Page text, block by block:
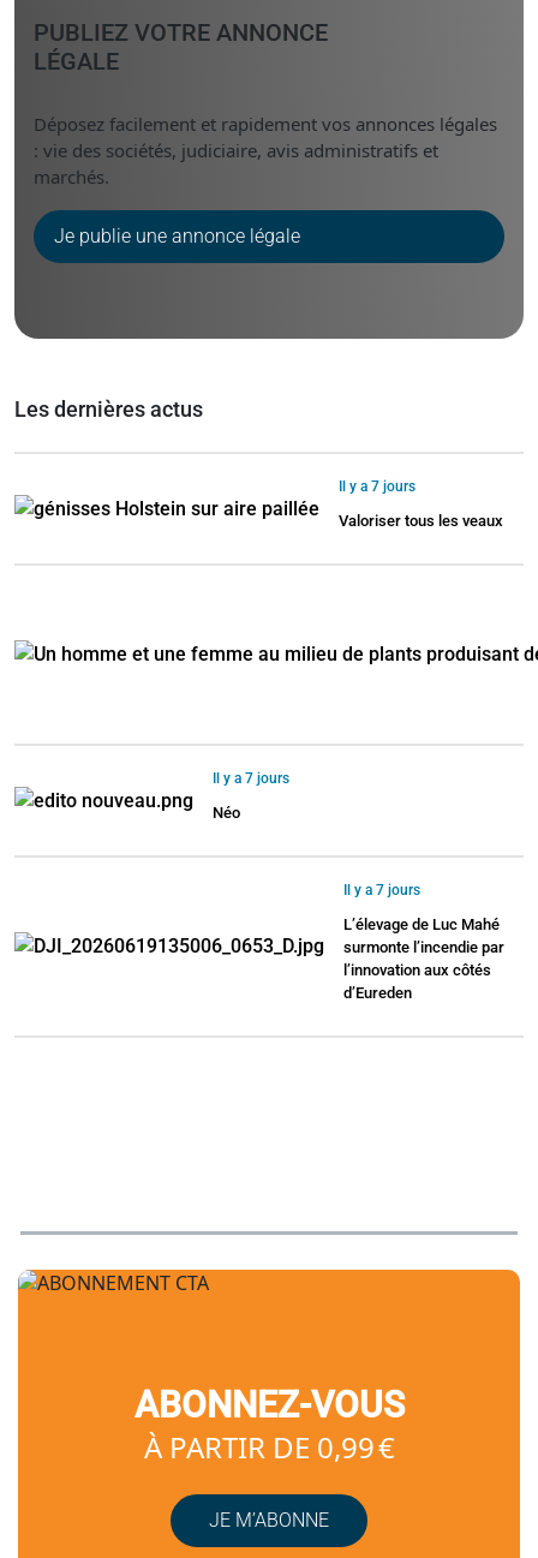
PUBLIEZ VOTRE ANNONCE
LÉGALE
Déposez facilement et rapidement vos annonces légales
: vie des sociétés, judiciaire, avis administratifs et
marchés.
Je publie une annonce légale
Les dernières actus
Il y a 7 jours
Valoriser tous les veaux
Il y a 7 jours
Néo
Il y a 7 jours
L’élevage de Luc Mahé
surmonte l’incendie par
l’innovation aux côtés
d’Eureden
ABONNEZ-VOUS
À PARTIR DE 0,99 €
JE M’ABONNE